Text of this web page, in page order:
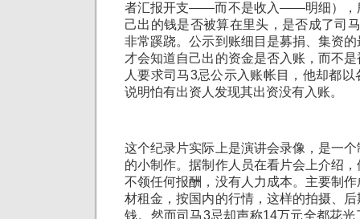
者汇报开支——而不是收入——明细），
己出的钱是否被算在里头，是否成了司
非常蹊跷。公示到账细目是募捐、集资
才会知道自己出的资金是否入账，而不
人要求司马3忌公示入账帐目，他却都
说明怕有出资人发现其出资没有入账。
这个纪录片实际上是演讲会录像，是一
的小制作。据制作人员在看片会上介绍
不领任何报酬，没有人力成本。主要制
材租金，按国内的行情，这样的拍摄、
钱。然而司马3忌却声称14万元全都花